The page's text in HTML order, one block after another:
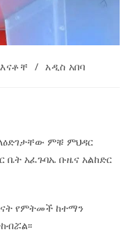
/ አዲስ አበባ
ለዕድገታቸው ምቹ ምህዳር
ቤት አፈጉባኤ ቡዜና አልከድር
የምትመች ከተማን